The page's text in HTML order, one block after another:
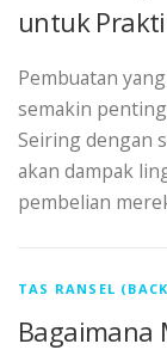
untuk
Pembuatan
semakin
Seiring dengan
akan dampak
pembelian
TAS RANSEL
Bagaimana